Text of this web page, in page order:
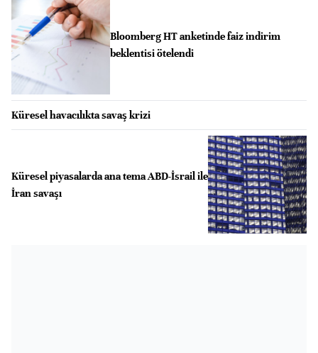
Bloomberg HT anketinde faiz indirim
beklentisi ötelendi
Küresel havacılıkta savaş krizi
Küresel piyasalarda ana tema ABD-İsrail ile
İran savaşı